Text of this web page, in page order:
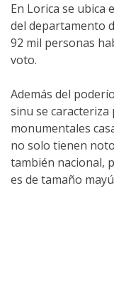
En Lorica se ubica
del departamento
92 mil personas
voto.
Además del
sinu se
monumentales
no solo tienen
también nacional,
es de tamaño